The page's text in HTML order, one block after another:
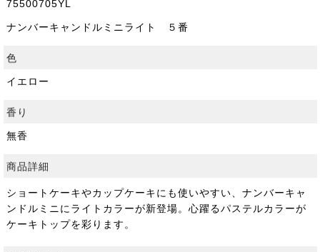
75500705YL
ナンバーキャンドルミニライト ５番
色
イエロー
香り
無香
商品詳細
ショートケーキやカップケーキにも使いやすい、ナンバーキャ
ンドルミニにライトカラーが新登場。心躍るパステルカラーが
ケーキトップを彩ります。